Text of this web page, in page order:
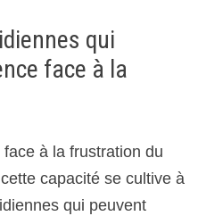
qui
face à la
à la frustration du
capacité se cultive à
qui peuvent